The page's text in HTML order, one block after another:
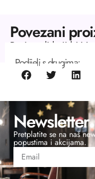
Povezani
Proizvodi koji bi
Podijeli s drugima:
Newsletter
Pretplatite se na naš
popustima i akcijama.